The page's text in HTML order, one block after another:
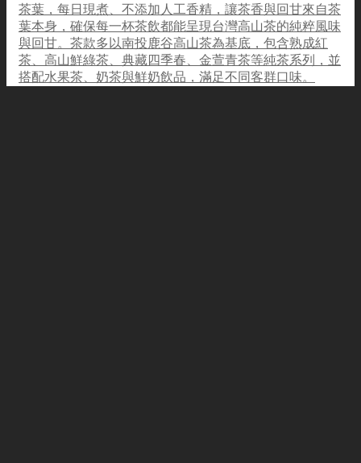
茶葉，每日現煮、不添加人工香精，讓茶香與回甘來自茶
葉本身，確保每一杯茶飲都能呈現台灣高山茶的純粹風味
與回甘。茶款多以南投鹿谷高山茶為基底，包含熟成紅
茶、高山鮮綠茶、典藏四季春、金萱青茶等純茶系列，並
搭配水果茶、奶茶與鮮奶飲品，滿足不同客群口味。